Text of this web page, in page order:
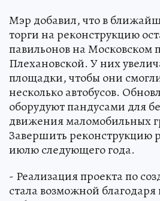
Мэр добавил, что в
торги на реконструкцию
павильонов на Московском
Плехановской. У них
площадки, чтобы они
несколько автобусов.
оборудуют пандусами для
движения маломобильных
Завершить реконструкцию
июлю следующего года.
- Реализация проекта по
стала возможной